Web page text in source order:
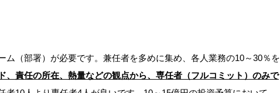
（部署）が必要です。兼任者を多めに集め、各人業務の10～30％を
、責任の所在、熱量などの観点から、専任者（フルコミット）のみで